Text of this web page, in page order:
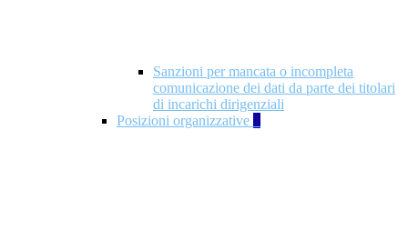
Sanzioni per mancata o incompleta
comunicazione dei dati da parte dei titolari
di incarichi dirigenziali
Posizioni organizzative 1